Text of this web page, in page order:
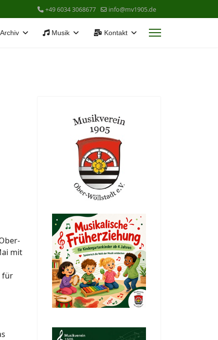
+49 6034 3068677 info@mv1905.de
Archiv Musik Kontakt
mit
für